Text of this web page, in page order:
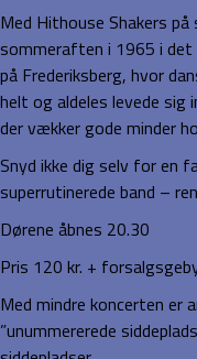
Med Hithouse Shakers
sommeraften i 1965 i
på Frederiksberg, hvor
helt og aldeles levede
der vækker gode minder
Snyd ikke dig selv for en
superrutinerede band –
Dørene åbnes 20.30
Pris 120 kr. +
Med mindre koncerten er
”unummererede